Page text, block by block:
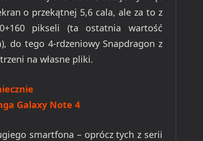
o przekątnej 5,6 cala, ale za to z
pikseli (ta ostatnia wartość
do tego 4-rdzeniowy Snapdragon z
na własne pliki.
Galaxy Note 4
smartfona – oprócz tych z serii